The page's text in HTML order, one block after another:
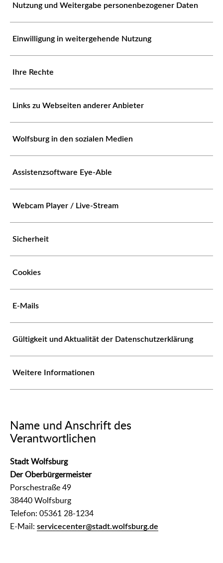
Nutzung und Weitergabe personenbezogener Daten
Einwilligung in weitergehende Nutzung
Ihre Rechte
Links zu Webseiten anderer Anbieter
Wolfsburg in den sozialen Medien
Assistenzsoftware Eye-Able
Webcam Player / Live-Stream
Sicherheit
Cookies
E-Mails
Gültigkeit und Aktualität der Datenschutzerklärung
Weitere Informationen
Name und Anschrift des
Verantwortlichen
Stadt Wolfsburg
Der Oberbürgermeister
Porschestraße 49
38440 Wolfsburg
Telefon: 05361 28-1234
E-Mail: servicecenter@stadt.wolfsburg.de